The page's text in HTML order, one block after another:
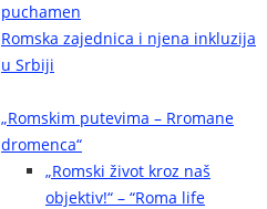
puchamen
Romska zajednica i njena inkluzija
u Srbiji
„Romskim putevima – Rromane
dromenca“
„Romski život kroz naš
objektiv!“ – “Roma life